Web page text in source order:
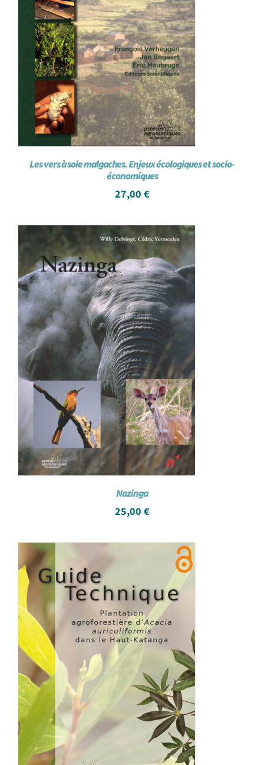
Les vers à soie malgaches. Enjeux écologiques et socio-
économiques
27,00 €
Nazinga
25,00 €